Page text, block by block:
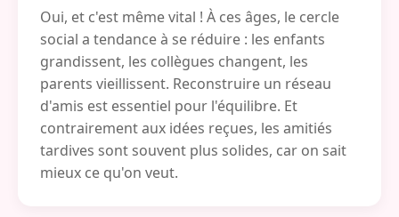
Oui, et c'est même vital ! À ces âges, le cercle
social a tendance à se réduire : les enfants
grandissent, les collègues changent, les
parents vieillissent. Reconstruire un réseau
d'amis est essentiel pour l'équilibre. Et
contrairement aux idées reçues, les amitiés
tardives sont souvent plus solides, car on sait
mieux ce qu'on veut.